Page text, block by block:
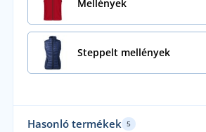
Mellények
Steppelt mellények
Hasonló termékek 5